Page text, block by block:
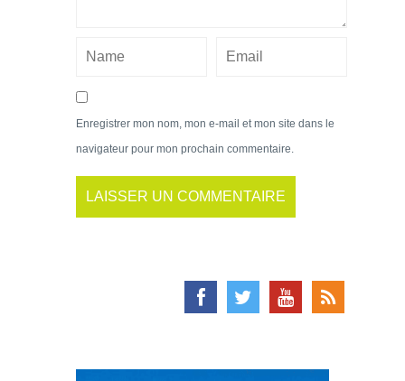
Enregistrer mon nom, mon e-mail et mon site dans le
navigateur pour mon prochain commentaire.